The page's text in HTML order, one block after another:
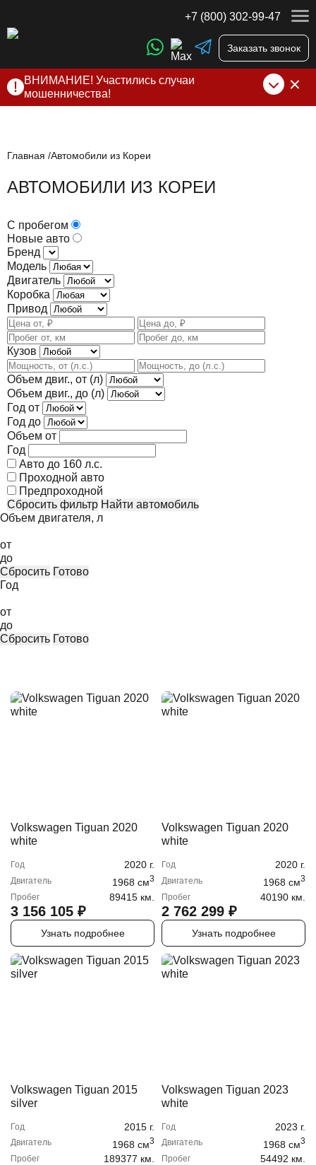
+7 (800) 302-99-47
Заказать звонок
ВНИМАНИЕ! Участились случаи
мошенничества!
нами по официальнымконтактам
Главная Автомобили из Кореи
АВТОМОБИЛИ ИЗ КОРЕИ
С пробегом
Новые авто
Бренд
Модель
Двигатель
Коробка
Привод
Кузов
Объем двиг., от (л)
Объем двиг., до (л)
Год от
Год до
Объем от
Год
Авто до 160 л.с.
Проходной авто
Предпроходной
Сбросить фильтр
Найти автомобиль
Объем двигателя, л
от
до
Сбросить Готово
Год
от
до
Сбросить Готово
Volkswagen Tiguan 2020
white
Год 2020 г.
Двигатель 1968 cм3
Пробег 89415 км.
3 156 105 ₽
Узнать подробнее
Volkswagen Tiguan 2020
white
Год 2020 г.
Двигатель 1968 cм3
Пробег 40190 км.
2 762 299 ₽
Узнать подробнее
Volkswagen Tiguan 2015
silver
Год 2015 г.
Двигатель 1968 cм3
Пробег 189377 км.
Volkswagen Tiguan 2023
white
Год 2023 г.
Двигатель 1968 cм3
Пробег 54492 км.